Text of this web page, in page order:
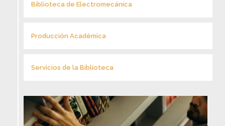
Biblioteca de Electromecánica
Producción Académica
Servicios de la Biblioteca